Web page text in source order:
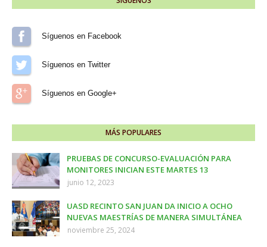
Síguenos en Facebook
Síguenos en Twitter
Síguenos en Google+
MÁS POPULARES
PRUEBAS DE CONCURSO-EVALUACIÓN PARA
MONITORES INICIAN ESTE MARTES 13
junio 12, 2023
UASD RECINTO SAN JUAN DA INICIO A OCHO
NUEVAS MAESTRÍAS DE MANERA SIMULTÁNEA
noviembre 25, 2024